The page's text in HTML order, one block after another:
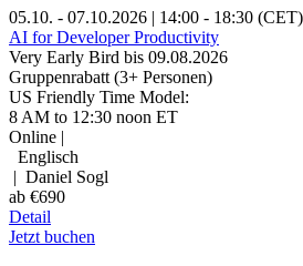
05.10. - 07.10.2026 | 14:00 - 18:30 (CET)
AI for Developer Productivity
Very Early Bird bis 09.08.2026
Gruppenrabatt (3+ Personen)
US Friendly Time Model:
8 AM to 12:30 noon ET
Online |
Englisch
| Daniel Sogl
ab €690
Detail
Jetzt buchen